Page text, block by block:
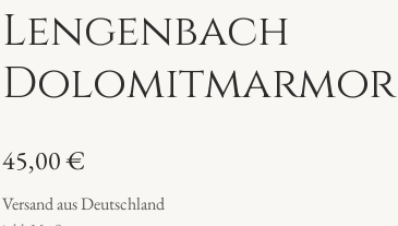
Lengenbach
Dolomitmarmor
45,00€
Versand aus Deutschland